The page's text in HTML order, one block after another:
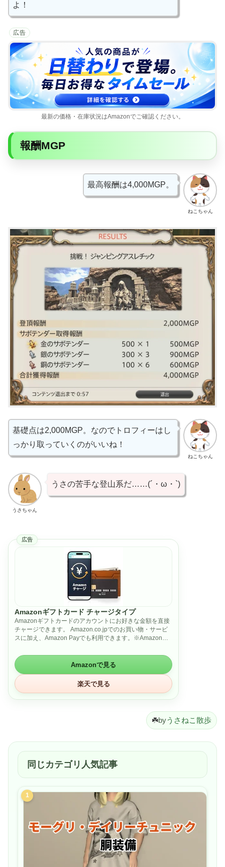
よ！
広告
最新の価格・在庫状況はAmazonでご確認ください。
報酬MGP
ねこちゃん
最高報酬は4,000MGP。
ねこちゃん
基礎点は2,000MGP。なのでトロフィーはし
っかり取っていくのがいいね！
うさちゃん
うさの苦手な登山系だ……(´・ω・`)
広告
Amazonギフトカード チャージタイプ
Amazonギフトカードのアカウントにお好きな金額を直接
チャージできます。 Amazon.co.jpでのお買い物・サービ
スに加え、Amazon Payでも利用できます。※Amazonギ
一部制限があります。有効期限は発行から10年です。
150円から30万円まで、1円単位で金額指定ができます。
Amazonギフトカードの残高上限は30万円です。上限を超
えて登録をすることはできません。
2種類のオートチャージ機能があり、いいずれかを選択で
きます: 1) 一定期間ごとにチャージする「定期オートチャ
じて自動でチャージする「残高に基づいたオートチャー
れに、お客様のアカウントを安全に保つためのセキュリテ
たっても納品されない場合はお問合せください。
お支払方法の選択間違いによるお問い合わせが増えていま
す。お支払方法を確認・変更するには、チェックアウト画
はその他の支払いオプションから確認・変更できます。ギ
フトカードの購入完了後は、お支払い方法の変更、返金お
よび返品はできませんのでご注意ください(適用される法
律によって認められる場合を除く)。
Amazon.co.jpでのお買物以外の用途・理由にてAmazonギ
フトカードを要求された場合は十分ご注意ください。
Amazonギフトカードを再販売その他対価をもって譲渡す
ることはアカウントの停止などの対象となりますのでお控
Amazonで見る
楽天で見る
☘️byうさねこ散歩
同じカテゴリ人気記事
1